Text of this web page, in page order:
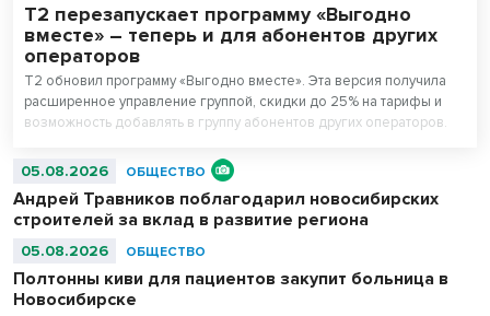
Т2 перезапускает программу «Выгодно
вместе» – теперь и для абонентов других
операторов
T2 обновил программу «Выгодно вместе». Эта версия получила
расширенное управление группой, скидки до 25% на тарифы и
возможность добавлять в группу абонентов других операторов.
05.08.2026 ОБЩЕСТВО
Андрей Травников поблагодарил новосибирских
строителей за вклад в развитие региона
05.08.2026 ОБЩЕСТВО
Полтонны киви для пациентов закупит больница в
Новосибирске